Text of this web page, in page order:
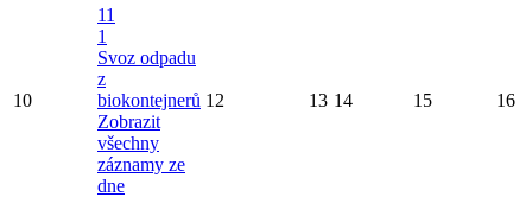
10
11
1
Svoz odpadu
z
biokontejnerů
Zobrazit
všechny
záznamy ze
dne
12 13 14 15 16